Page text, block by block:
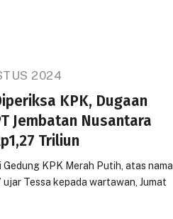
2024
KPK, Dugaan
Jembatan Nusantara
Triliun
KPK Merah Putih, atas nama
ujar Tessa kepada wartawan, Jumat